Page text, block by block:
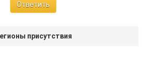
Ответить
присутствия